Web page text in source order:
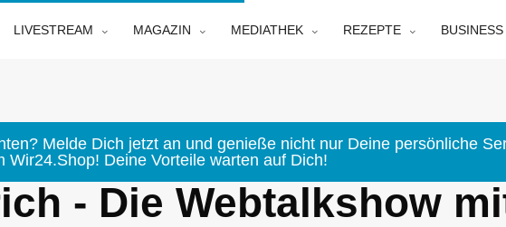
LIVESTREAM MAGAZIN MEDIATHEK REZEPTE
Melde Dich jetzt an und genieße nicht nur Deine persönliche
Wir24.Shop! Deine Vorteile warten auf Dich!
- Die Webtalkshow